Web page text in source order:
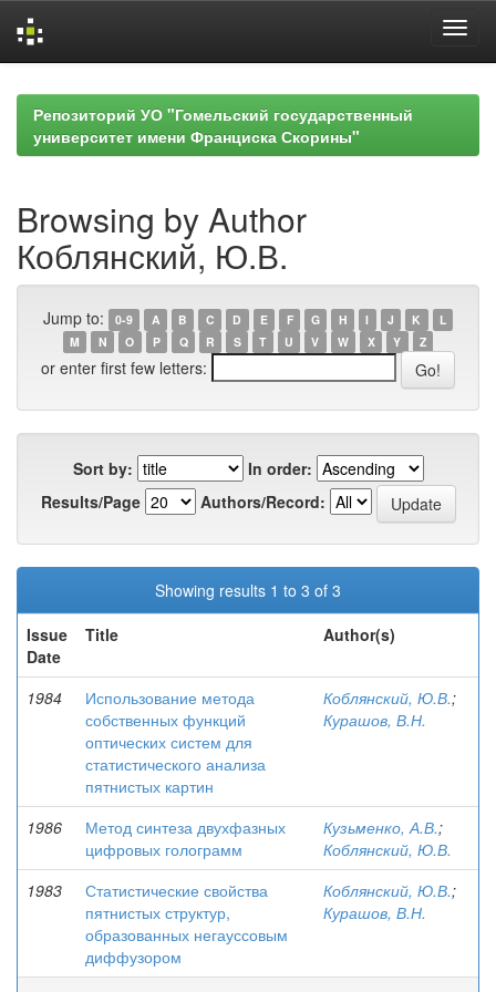
navigationРепозиторий УО "Гомельский государственный
университет имени Франциска Скорины"
Browsing by Author
Коблянский, Ю.В.
Jump to: 0-9 A B C D E F G H I J K
L
M
N O P Q R S T U V W X Y Z
or enter first few letters:
Sort by:
In order:
Results/Page
Authors/Record:
Showing results 1 to 3 of 3
Issue
Date
Title Author(s)
1984
Использование метода
собственных функций
оптических систем для
статистического анализа
пятнистых картин
Коблянский, Ю.В.;
Курашов, В.Н.
1986
Метод синтеза двухфазных
цифровых голограмм
Кузьменко, А.В.;
Коблянский, Ю.В.
1983
Статистические свойства
пятнистых структур,
образованных негауссовым
диффузором
Коблянский, Ю.В.;
Курашов, В.Н.